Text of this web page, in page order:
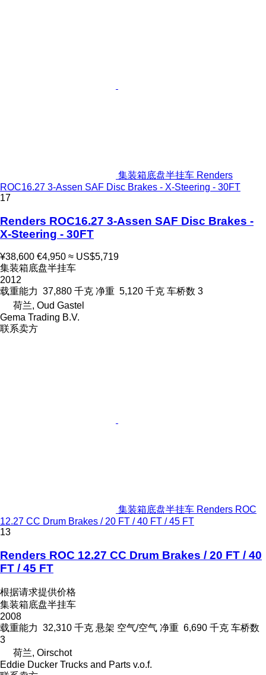
集装箱底盘半挂车 Renders
ROC16.27 3-Assen SAF Disc Brakes - X-Steering - 30FT
17
Renders ROC16.27 3-Assen SAF Disc Brakes -
X-Steering - 30FT
¥38,600 €4,950 ≈ US$5,719
集装箱底盘半挂车
2012
载重能力 37,880 千克 净重 5,120 千克 车桥数 3
荷兰, Oud Gastel
Gema Trading B.V.
联系卖方
集装箱底盘半挂车 Renders ROC
12.27 CC Drum Brakes / 20 FT / 40 FT / 45 FT
13
Renders ROC 12.27 CC Drum Brakes / 20 FT / 40
FT / 45 FT
根据请求提供价格
集装箱底盘半挂车
2008
载重能力 32,310 千克 悬架 空气/空气 净重 6,690 千克 车桥数
3
荷兰, Oirschot
Eddie Ducker Trucks and Parts v.o.f.